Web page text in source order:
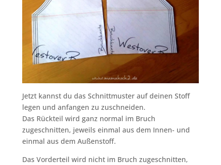
Jetzt kannst du das Schnittmuster auf deinen Stoff
legen und anfangen zu zuschneiden.
Das Rückteil wird ganz normal im Bruch
zugeschnitten, jeweils einmal aus dem Innen- und
einmal aus dem Außenstoff.
Das Vorderteil wird nicht im Bruch zugeschnitten,